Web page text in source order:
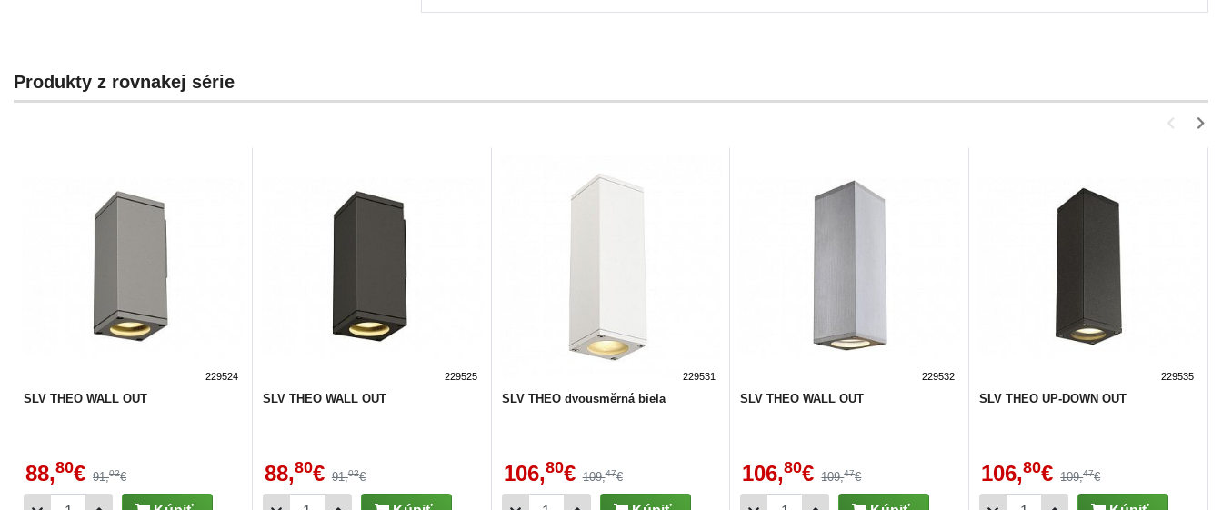
Produkty z rovnakej série
229524
SLV THEO WALL OUT
88,80€ 91,02€
229525
SLV THEO WALL OUT
88,80€ 91,02€
229531
SLV THEO dvousměrná biela
106,80€ 109,47€
229532
SLV THEO WALL OUT
106,80€ 109,47€
229535
SLV THEO UP-DOWN OUT
106,80€ 109,47€